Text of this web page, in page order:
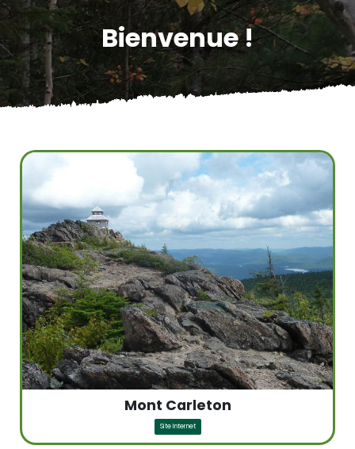
Bienvenue !
Mont Carleton
Site Internet